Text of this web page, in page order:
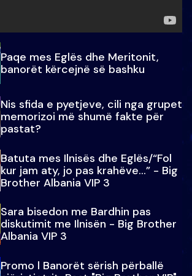
Paqe mes Eglës dhe Meritonit,
banorët kërcejnë së bashku
Nis sfida e pyetjeve, cili nga grupet
memorizoi më shumë fakte për
pastat?
Batuta mes Ilnisës dhe Eglës/“Fol
kur jam aty, jo pas krahëve…” - Big
Brother Albania VIP 3
Sara bisedon me Bardhin pas
diskutimit me Ilnisën - Big Brother
Albania VIP 3
Promo l Banorët sërish përballë